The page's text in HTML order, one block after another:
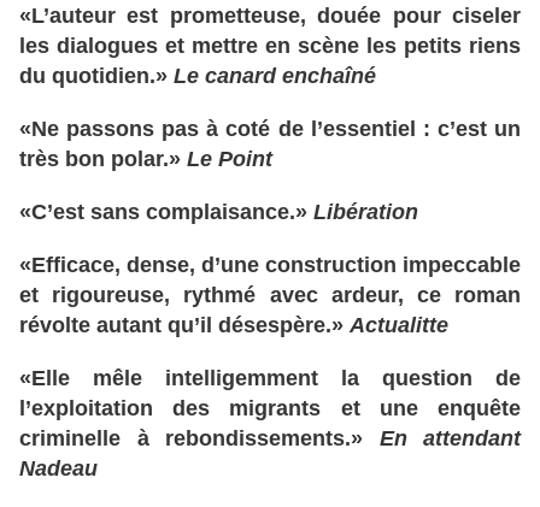
«L’auteur est prometteuse, douée pour ciseler
les dialogues et mettre en scène les petits riens
du quotidien.» Le canard enchaîné
«Ne passons pas à coté de l’essentiel : c’est un
très bon polar.» Le Point
«C’est sans complaisance.» Libération
«Efficace, dense, d’une construction impeccable
et rigoureuse, rythmé avec ardeur, ce roman
révolte autant qu’il désespère.»Actualitte
«Elle mêle intelligemment la question de
l’exploitation des migrants et une enquête
criminelle à rebondissements.» En attendant
Nadeau